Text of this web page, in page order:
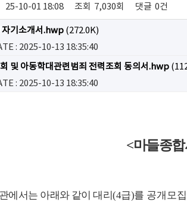
25-10-01 18:08 조회 7,030회 댓글 0건
자기소개서.hwp (272.0K)
: 2025-10-13 18:35:40
및 아동학대관련범죄 전력조회 동의서.hwp
: 2025-10-13 18:35:40
<마들종
에서는 아래와 같이 대리(4급)를 공개모